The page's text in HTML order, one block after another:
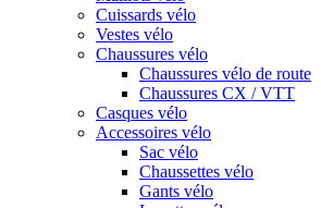
Cuissards vélo
Vestes vélo
Chaussures vélo
Chaussures vélo de route
Chaussures CX / VTT
Casques vélo
Accessoires vélo
Sac vélo
Chaussettes vélo
Gants vélo